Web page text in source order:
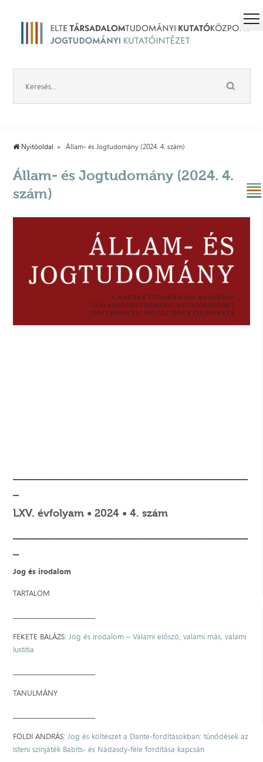
Nyitóoldal Állam- és Jogtudomány (2024. 4. szám)
Állam- és Jogtudomány (2024. 4.
szám)
LXV. évfolyam • 2024 • 4. szám
Jog és irodalom
TARTALOM
FEKETE BALÁZS:Jog és irodalom – Valami előszó, valami más, valami
Iustitia
TANULMÁNY
FÖLDI ANDRÁS:Jog és költészet a Dante-fordításokban: tűnődések az
Isteni színjáték Babits- és Nádasdy-féle fordítása kapcsán